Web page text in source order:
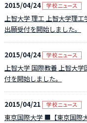
2015/04/24
上智大学 理工 上智大学理
出願受付を開始しました。
2015/04/24
上智大学 国際教養 上智大
付を開始しました。
2015/04/21
東京国際大学 ■【東京国際